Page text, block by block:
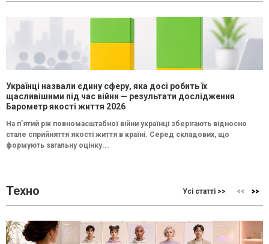
Українці назвали єдину сферу, яка досі робить їх
щасливішими під час війни — результати дослідження
Барометр якості життя 2026
На п’ятий рік повномасштабної війни українці зберігають відносно
стале сприйняття якості життя в країні. Серед складових, що
формують загальну оцінку...
Техно Усі статті >>